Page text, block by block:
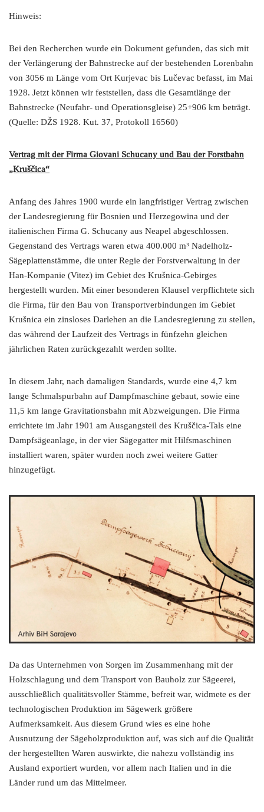
Hinweis:
Bei den Recherchen wurde ein Dokument gefunden, das sich mit
der Verlängerung der Bahnstrecke auf der bestehenden Lorenbahn
von 3056 m Länge vom Ort Kurjevac bis Lučevac befasst, im Mai
1928. Jetzt können wir feststellen, dass die Gesamtlänge der
Bahnstrecke (Neufahr- und Operationsgleise) 25+906 km beträgt.
(Quelle: DŽS 1928. Kut. 37, Protokoll 16560)
Vertrag mit der Firma Giovani Schucany und Bau der Forstbahn
„Kruščica“
Anfang des Jahres 1900 wurde ein langfristiger Vertrag zwischen
der Landesregierung für Bosnien und Herzegowina und der
italienischen Firma G. Schucany aus Neapel abgeschlossen.
Gegenstand des Vertrags waren etwa 400.000 m³ Nadelholz-
Sägeplattenstämme, die unter Regie der Forstverwaltung in der
Han-Kompanie (Vitez) im Gebiet des Krušnica-Gebirges
hergestellt wurden. Mit einer besonderen Klausel verpflichtete sich
die Firma, für den Bau von Transportverbindungen im Gebiet
Krušnica ein zinsloses Darlehen an die Landesregierung zu stellen,
das während der Laufzeit des Vertrags in fünfzehn gleichen
jährlichen Raten zurückgezahlt werden sollte.
In diesem Jahr, nach damaligen Standards, wurde eine 4,7 km
lange Schmalspurbahn auf Dampfmaschine gebaut, sowie eine
11,5 km lange Gravitationsbahn mit Abzweigungen. Die Firma
errichtete im Jahr 1901 am Ausgangsteil des Kruščica-Tals eine
Dampfsägeanlage, in der vier Sägegatter mit Hilfsmaschinen
installiert waren, später wurden noch zwei weitere Gatter
hinzugefügt.
Da das Unternehmen von Sorgen im Zusammenhang mit der
Holzschlagung und dem Transport von Bauholz zur Sägeerei,
ausschließlich qualitätsvoller Stämme, befreit war, widmete es der
technologischen Produktion im Sägewerk größere
Aufmerksamkeit. Aus diesem Grund wies es eine hohe
Ausnutzung der Sägeholzproduktion auf, was sich auf die Qualität
der hergestellten Waren auswirkte, die nahezu vollständig ins
Ausland exportiert wurden, vor allem nach Italien und in die
Länder rund um das Mittelmeer.